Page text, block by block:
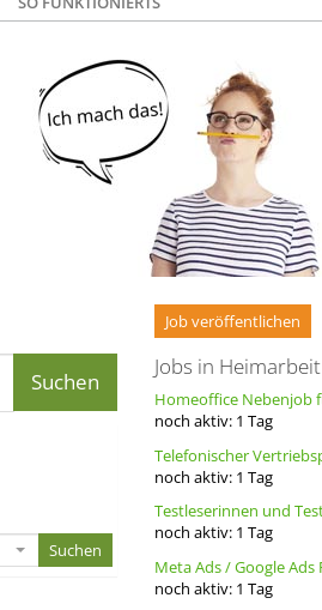
Job veröffentlichen
Jobs in Heimarbeit
noch aktiv: 1 Tag
noch aktiv: 1 Tag
noch aktiv: 1 Tag
noch aktiv: 1 Tag